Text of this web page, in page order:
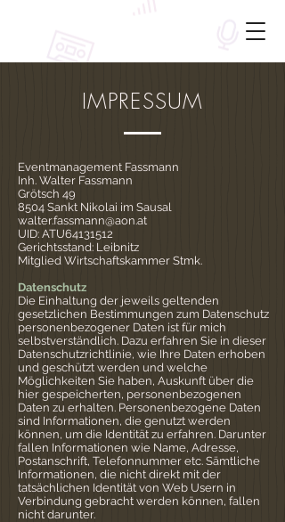
IMPRESSUM
Eventmanagement Fassmann
Inh. Walter Fassmann
Grötsch 49
8504 Sankt Nikolai im Sausal
walter.fassmann@aon.at
UID: ATU64131512
Gerichtsstand: Leibnitz
Mitglied Wirtschaftskammer Stmk.
Datenschutz
Die Einhaltung der jeweils geltenden
gesetzlichen Bestimmungen zum Datenschutz
personenbezogener Daten ist für mich
selbstverständlich. Dazu erfahren Sie in dieser
Datenschutzrichtlinie, wie Ihre Daten erhoben
und geschützt werden und welche
Möglichkeiten Sie haben, Auskunft über die
hier gespeicherten, personenbezogenen
Daten zu erhalten. Personenbezogene Daten
sind Informationen, die genutzt werden
können, um die Identität zu erfahren. Darunter
fallen Informationen wie Name, Adresse,
Postanschrift, Telefonnummer etc. Sämtliche
Informationen, die nicht direkt mit der
tatsächlichen Identität von Web Usern in
Verbindung gebracht werden können, fallen
nicht darunter.